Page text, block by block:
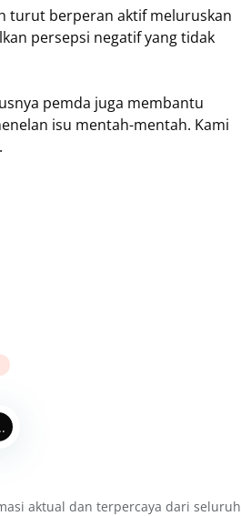
turut berperan aktif meluruskan
persepsi negatif yang tidak
pemda juga membantu
isu mentah-mentah. Kami
aktual dan terpercaya dari seluruh